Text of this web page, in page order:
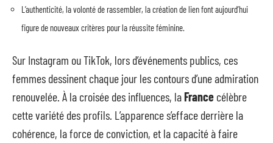
L’authenticité, la volonté de rassembler, la création de lien font aujourd’hui
figure de nouveaux critères pour la réussite féminine.
Sur Instagram ou TikTok, lors d’événements publics, ces
femmes dessinent chaque jour les contours d’une admiration
renouvelée. À la croisée des influences, laFrance célèbre
cette variété des profils. L’apparence s’efface derrière la
cohérence, la force de conviction, et la capacité à faire